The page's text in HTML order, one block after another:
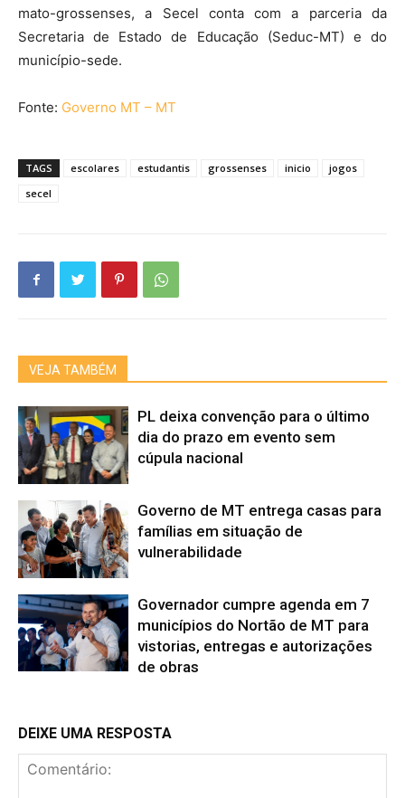
mato-grossenses, a Secel conta com a parceria da
Secretaria de Estado de Educação (Seduc-MT) e do
município-sede.
Fonte: Governo MT – MT
TAGS escolares estudantis grossenses inicio
jogos
secel
VEJA TAMBÉM
PL deixa convenção para o último
dia do prazo em evento sem
cúpula nacional
Governo de MT entrega casas para
famílias em situação de
vulnerabilidade
Governador cumpre agenda em 7
municípios do Nortão de MT para
vistorias, entregas e autorizações
de obras
DEIXE UMA RESPOSTA